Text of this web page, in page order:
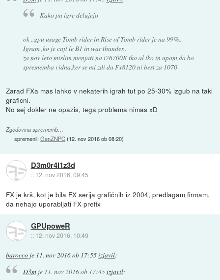
Kako pa igre delujejo
ok ..gpu usage Tomb rider in Rise of Tomb rider je na 99%..
Igram ,ko je cajt le B1 in war thunder..
za nov leto mislim menjati na i76700K tko al tko in upam,da bo
sprememba vidna,ker se mi zdi da Fx8120 ni best za 1070
Zarad FXa mas lahko v nekaterih igrah tut po 25-30% izgub na taki
graficni.
No sej dokler ne opazis, tega problema nimas xD
Zgodovina sprememb…
spremenil:GenZNPC(12. nov 2016 ob 08:20)
D3m0r4l1z3d
:: 12. nov 2016, 09:45
FX je krš, kot je bila FX serija grafičnih iz 2004, predlagam firmam,
da nehajo uporabljati FX prefix
GPUpoweR
:: 12. nov 2016, 10:49
barocco je 11. nov 2016 ob 17:55izjavil:
D3mje 11. nov 2016 ob 17:45izjavil: